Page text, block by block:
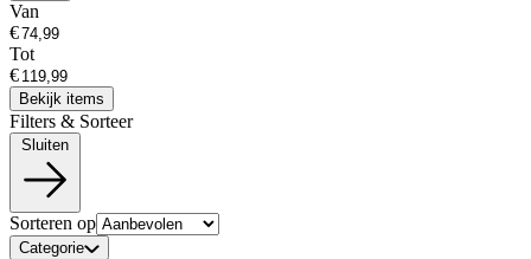
Van
€
Tot
€
Bekijk items
Filters & Sorteer
Sorteren op
Categorie